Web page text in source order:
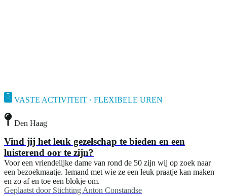
VASTE ACTIVITEIT · FLEXIBELE UREN
Den Haag
Vind jij het leuk gezelschap te bieden en een
luisterend oor te zijn?
Voor een vriendelijke dame van rond de 50 zijn wij op zoek naar
een bezoekmaatje. Iemand met wie ze een leuk praatje kan maken
en zo af en toe een blokje om.
Geplaatst door Stichting Anton Constandse